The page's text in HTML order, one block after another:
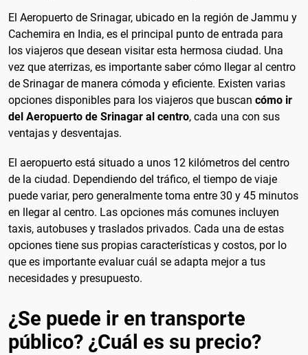
El Aeropuerto de Srinagar, ubicado en la región de Jammu y
Cachemira en India, es el principal punto de entrada para
los viajeros que desean visitar esta hermosa ciudad. Una
vez que aterrizas, es importante saber cómo llegar al centro
de Srinagar de manera cómoda y eficiente. Existen varias
opciones disponibles para los viajeros que buscan cómo ir
del Aeropuerto de Srinagar al centro, cada una con sus
ventajas y desventajas.
El aeropuerto está situado a unos 12 kilómetros del centro
de la ciudad. Dependiendo del tráfico, el tiempo de viaje
puede variar, pero generalmente toma entre 30 y 45 minutos
en llegar al centro. Las opciones más comunes incluyen
taxis, autobuses y traslados privados. Cada una de estas
opciones tiene sus propias características y costos, por lo
que es importante evaluar cuál se adapta mejor a tus
necesidades y presupuesto.
¿Se puede ir en transporte
público? ¿Cuál es su precio?